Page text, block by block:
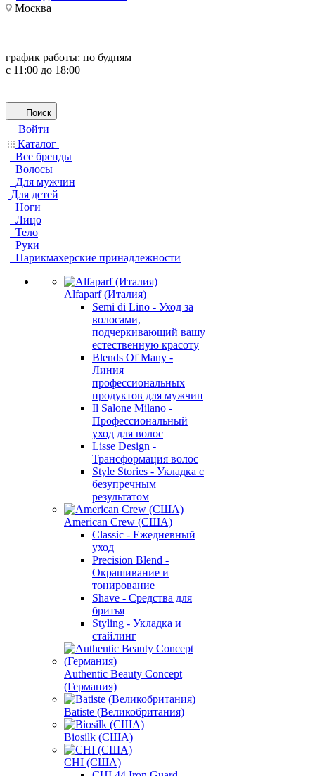
Москва
график работы: по будням
с 11:00 до 18:00
Поиск
Войти
Каталог
Все бренды
Волосы
Для мужчин
Для детей
Ноги
Лицо
Тело
Руки
Парикмахерские принадлежности
Alfaparf (Италия)
Semi di Lino - Уход за
волосами,
подчеркивающий вашу
естественную красоту
Blends Of Many -
Линия
профессиональных
продуктов для мужчин
Il Salone Milano -
Профессиональный
уход для волос
Lisse Design -
Трансформация волос
Style Stories - Укладка с
безупречным
результатом
American Crew (США)
Classic - Ежедневный
уход
Precision Blend -
Окрашивание и
тонирование
Shave - Средства для
бритья
Styling - Укладка и
стайлинг
Authentic Beauty Concept
(Германия)
Batiste (Великобритания)
Biosilk (США)
CHI (США)